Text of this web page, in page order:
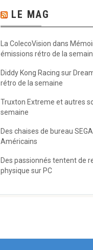
LE MAG
La ColecoVision dans
émissions rétro de la
Diddy Kong Racing sur
rétro de la semaine
Truxton Extreme et autres
semaine
Des chaises de bureau
Américains
Des passionnés tentent de
physique sur PC